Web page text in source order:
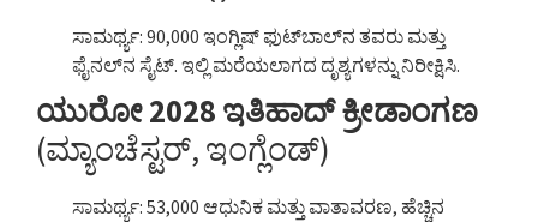
ಸಾಮರ್ಥ್ಯ: 90,000 ಇಂಗ್ಲಿಷ್ ಫುಟ್‌ಬಾಲ್‌ನ ತವರು ಮತ್ತು
ಫೈನಲ್‌ನ ಸೈಟ್. ಇಲ್ಲಿ ಮರೆಯಲಾಗದ ದೃಶ್ಯಗಳನ್ನು ನಿರೀಕ್ಷಿಸಿ.
ಯುರೋ 2028 ಇತಿಹಾದ್ ಕ್ರೀಡಾಂಗಣ
(ಮ್ಯಾಂಚೆಸ್ಟರ್, ಇಂಗ್ಲೆಂಡ್)
ಸಾಮರ್ಥ್ಯ: 53,000 ಆಧುನಿಕ ಮತ್ತು ವಾತಾವರಣ, ಹೆಚ್ಚಿನ